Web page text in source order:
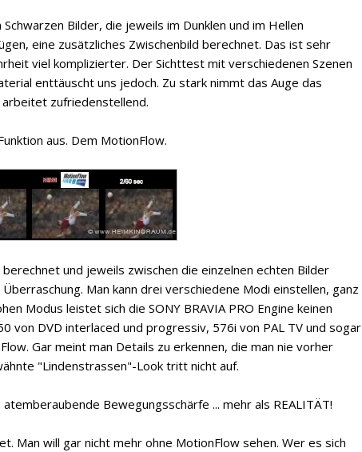
Bilder, die jeweils im Dunklen und im Hellen
eine zusätzliches Zwischenbild berechnet. Das ist sehr
viel komplizierter. Der Sichttest mit verschiedenen Szenen
enttäuscht uns jedoch. Zu stark nimmt das Auge das
arbeitet zufriedenstellend.
aus. Dem MotionFlow.
und jeweils zwischen die einzelnen echten Bilder
Man kann drei verschiedene Modi einstellen, ganz
Modus leistet sich die SONY BRAVIA PRO Engine keinen
von DVD interlaced und progressiv, 576i von PAL TV und sogar
Gar meint man Details zu erkennen, die man nie vorher
"Lindenstrassen"-Look tritt nicht auf.
Bewegungsschärfe ... mehr als REALITÄT!
Man will gar nicht mehr ohne MotionFlow sehen. Wer es sich